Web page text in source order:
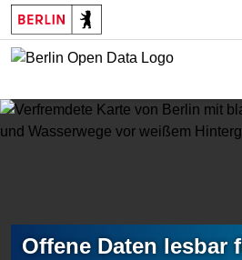
Skip
to
main
Offene Daten lesbar